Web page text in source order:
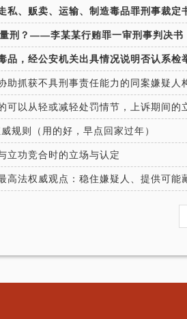
私、贩卖、运输、制造毒品罪刑事裁定
刑？——李某某行贿罪一审刑事判决书
品，经公安机关出具情况说明否认系
助抓获不具刑事责任能力的同案嫌疑人
可以从轻或减轻处罚情节，上诉期间的
规则（用的好，早点回家过年）
立功竞合时的立场与认定
高法权威观点：稳住嫌疑人、提供可能